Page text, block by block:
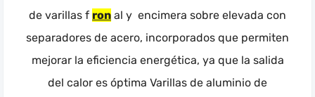
de varillas f ron al y encimera sobre elevada con
separadores de acero, incorporados que permiten
mejorar la eficiencia energética, ya que la salida
del calor es óptima Varillas de aluminio de